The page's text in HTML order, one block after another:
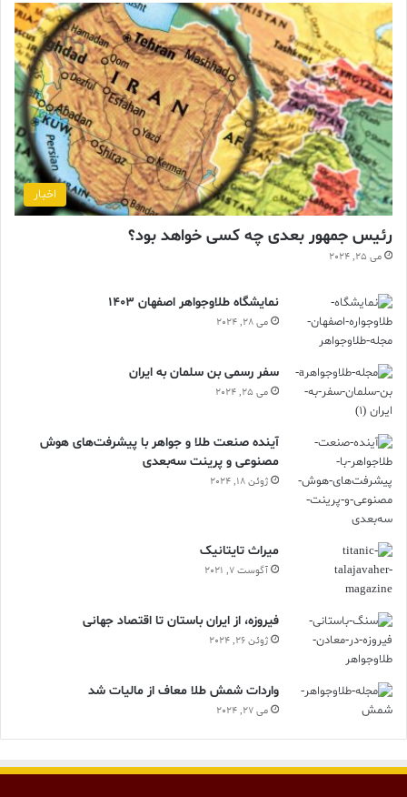
اخبار
رئیس جمهور بعدی چه کسی خواهد بود؟
می 25, 2024
نمایشگاه طلاوجواهر اصفهان 1403
می 28, 2024
سفر رسمی بن سلمان به ایران
می 25, 2024
آینده صنعت طلا و جواهر با پیشرفت‌های هوش
مصنوعی و پرینت سه‌بعدی
ژوئن 18, 2024
ميراث تايتانيک
آگوست 7, 2021
فیروزه، از ایران باستان تا اقتصاد جهانی
ژوئن 26, 2024
واردات شمش طلا معاف از مالیات شد
می 27, 2024